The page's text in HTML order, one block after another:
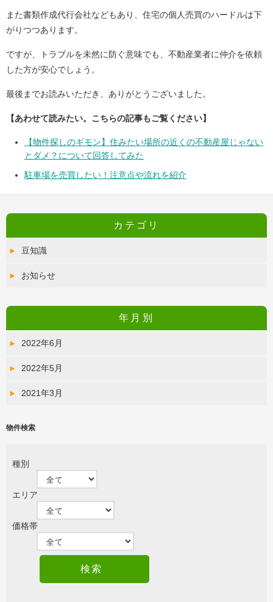
また書類作成代行会社などもあり、住宅の個人売買のハードルは下
がりつつあります。
ですが、トラブルを未然に防ぐ意味でも、不動産業者に仲介を依頼
した方が安心でしょう。
最後までお読みいただき、ありがとうございました。
【あわせて読みたい。こちらの記事もご覧ください】
【物件探しのギモン】住みたい場所の近くの不動産屋じゃない
とダメ？について回答してみた
駐車場を売買したい！注意点や流れを紹介
カテゴリ
豆知識
お知らせ
年月別
2022年6月
2022年5月
2021年3月
物件検索
種別
エリア
価格帯